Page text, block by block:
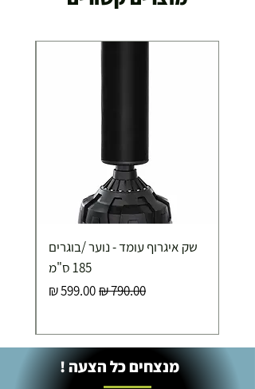
שק איגרוף עומד - נוער /בוגרים
185 ס"מ
מחיר רגילמחיר מבצע
מנצחים כל הצעה !